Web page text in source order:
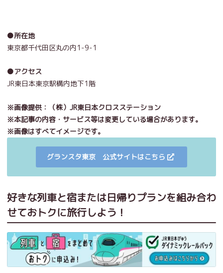
●所在地
東京都千代田区丸の内1-9-1
●アクセス
JR東日本東京駅構内地下1階
※画像提供：（株）JR東日本クロスステーション
※本記事の内容・サービス等は変更している場合があります。
※画像はすべてイメージです。
グランスタ東京 公式サイトはこちら
好きな列車と宿または日帰りプランを組み合わ
せておトクに旅行しよう！